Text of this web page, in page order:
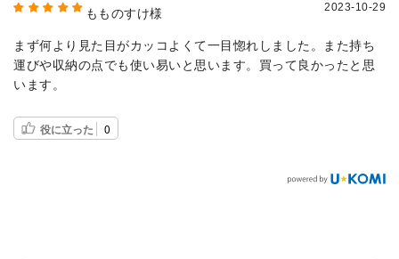
もものすけ様 2023-10-29
まず何より見た目がカッコよくて一目惚れしました。また持ち
運びや収納の点でも使い易いと思います。買って良かったと思
います。
役に立った 0